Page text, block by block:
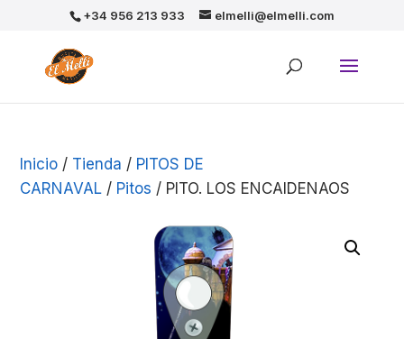
+34 956 213 933 elmelli@elmelli.com
Inicio / Tienda / PITOS DE
CARNAVAL / Pitos / PITO. LOS ENCAIDENAOS